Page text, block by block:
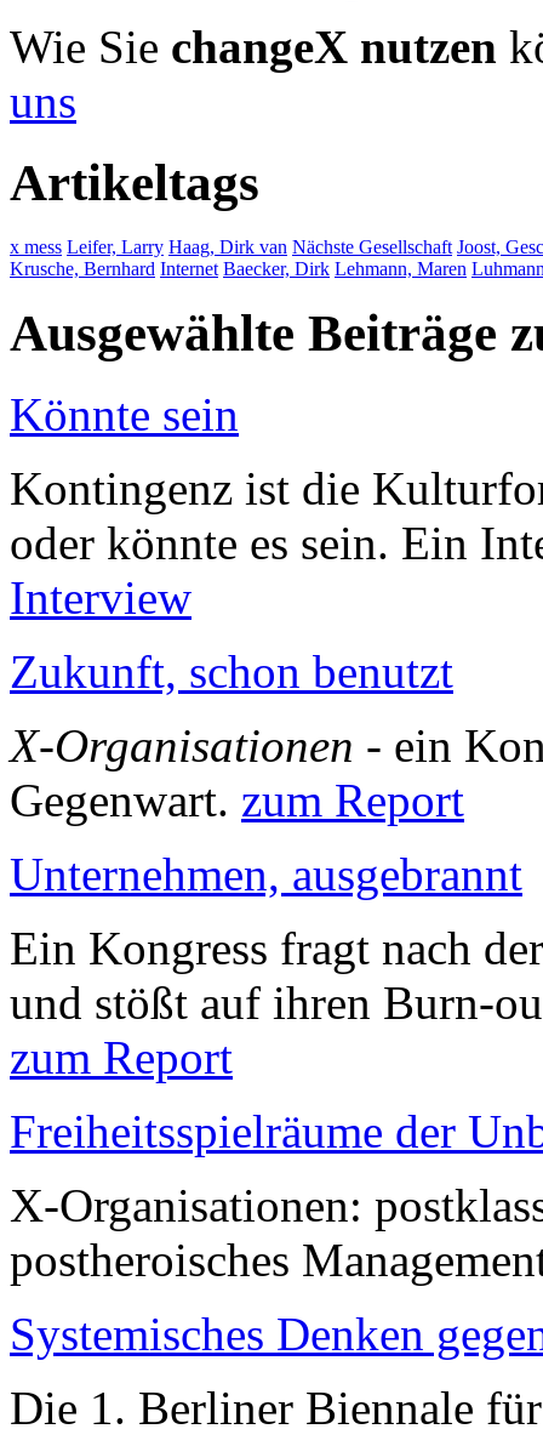
Wie Sie changeX nutzen
uns
Artikeltags
x mess Leifer, Larry Haag, Dirk van Nächste Gesellschaft Joost,
Krusche, Bernhard Internet Baecker, Dirk Lehmann, Maren
Ausgewählte Beiträge
Könnte sein
Kontingenz ist die
oder könnte es sein. Ein
Interview
Zukunft, schon benutzt
X-Organisationen - ein
Gegenwart. zum Report
Unternehmen, ausgebrannt
Ein Kongress fragt nach
und stößt auf ihren Burn-
zum Report
Freiheitsspielräume der
X-Organisationen:
postheroisches
Systemisches Denken
Die 1. Berliner Biennale